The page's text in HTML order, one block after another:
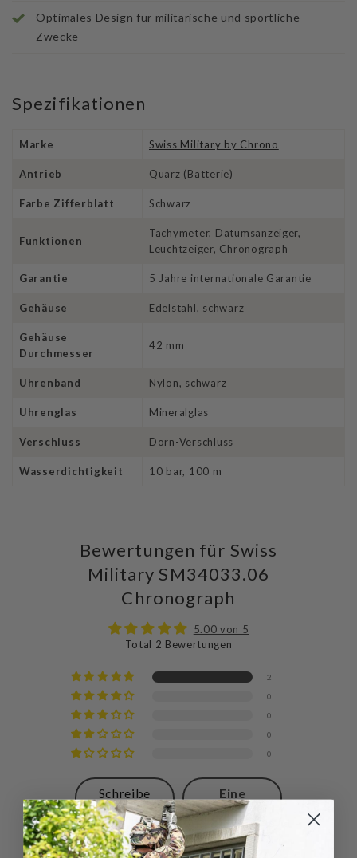
Optimales Design für militärische und sportliche
Zwecke
Spezifikationen
Marke Swiss Military by Chrono
Antrieb Quarz (Batterie)
Farbe Zifferblatt Schwarz
Funktionen
Tachymeter, Datumsanzeiger,
Leuchtzeiger, Chronograph
Garantie 5 Jahre internationale Garantie
Gehäuse Edelstahl, schwarz
Gehäuse
Durchmesser
42 mm
Uhrenband Nylon, schwarz
Uhrenglas Mineralglas
Verschluss Dorn-Verschluss
Wasserdichtigkeit 10 bar, 100 m
Bewertungen für Swiss
Military SM34033.06
Chronograph
5.00 von 5
Total 2 Bewertungen
2
0
0
0
0
Schreibe
eine
Bewertung
Eine
Frage
stellen